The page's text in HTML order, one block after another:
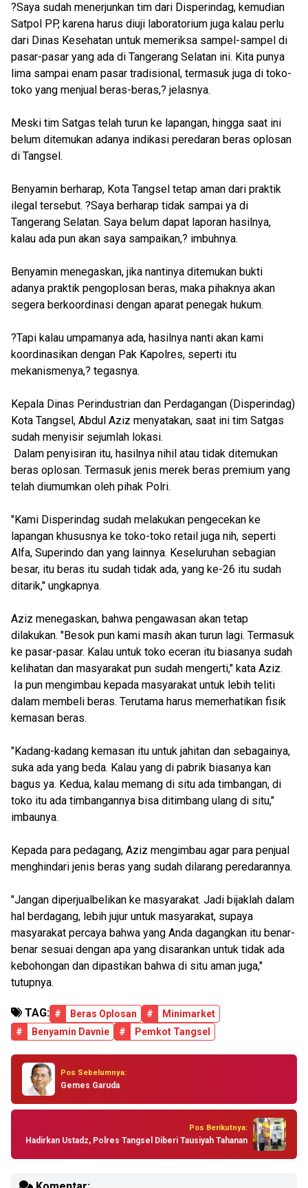
?Saya sudah menerjunkan tim dari Disperindag, kemudian
Satpol PP, karena harus diuji laboratorium juga kalau perlu
dari Dinas Kesehatan untuk memeriksa sampel-sampel di
pasar-pasar yang ada di Tangerang Selatan ini. Kita punya
lima sampai enam pasar tradisional, termasuk juga di toko-
toko yang menjual beras-beras,? jelasnya.
Meski tim Satgas telah turun ke lapangan, hingga saat ini
belum ditemukan adanya indikasi peredaran beras oplosan
di Tangsel.
Benyamin berharap, Kota Tangsel tetap aman dari praktik
ilegal tersebut. ?Saya berharap tidak sampai ya di
Tangerang Selatan. Saya belum dapat laporan hasilnya,
kalau ada pun akan saya sampaikan,? imbuhnya.
Benyamin menegaskan, jika nantinya ditemukan bukti
adanya praktik pengoplosan beras, maka pihaknya akan
segera berkoordinasi dengan aparat penegak hukum.
?Tapi kalau umpamanya ada, hasilnya nanti akan kami
koordinasikan dengan Pak Kapolres, seperti itu
mekanismenya,? tegasnya.
Kepala Dinas Perindustrian dan Perdagangan (Disperindag)
Kota Tangsel, Abdul Aziz menyatakan, saat ini tim Satgas
sudah menyisir sejumlah lokasi.
Dalam penyisiran itu, hasilnya nihil atau tidak ditemukan
beras oplosan. Termasuk jenis merek beras premium yang
telah diumumkan oleh pihak Polri.
"Kami Disperindag sudah melakukan pengecekan ke
lapangan khususnya ke toko-toko retail juga nih, seperti
Alfa, Superindo dan yang lainnya. Keseluruhan sebagian
besar, itu beras itu sudah tidak ada, yang ke-26 itu sudah
ditarik," ungkapnya.
Aziz menegaskan, bahwa pengawasan akan tetap
dilakukan. "Besok pun kami masih akan turun lagi. Termasuk
ke pasar-pasar. Kalau untuk toko eceran itu biasanya sudah
kelihatan dan masyarakat pun sudah mengerti," kata Aziz.
Ia pun mengimbau kepada masyarakat untuk lebih teliti
dalam membeli beras. Terutama harus memerhatikan fisik
kemasan beras.
"Kadang-kadang kemasan itu untuk jahitan dan sebagainya,
suka ada yang beda. Kalau yang di pabrik biasanya kan
bagus ya. Kedua, kalau memang di situ ada timbangan, di
toko itu ada timbangannya bisa ditimbang ulang di situ,"
imbaunya.
Kepada para pedagang, Aziz mengimbau agar para penjual
menghindari jenis beras yang sudah dilarang peredarannya.
"Jangan diperjualbelikan ke masyarakat. Jadi bijaklah dalam
hal berdagang, lebih jujur untuk masyarakat, supaya
masyarakat percaya bahwa yang Anda dagangkan itu benar-
benar sesuai dengan apa yang disarankan untuk tidak ada
kebohongan dan dipastikan bahwa di situ aman juga,"
tutupnya.
TAG: # Beras Oplosan #
Minimarket
#
Benyamin Davnie # Pemkot Tangsel
Pos Sebelumnya:
Gemes Garuda
Pos Berikutnya:
Hadirkan Ustadz, Polres Tangsel Diberi Tausiyah Tahanan